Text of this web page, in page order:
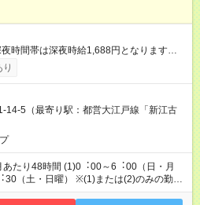
時間帯は深夜時給1,688円となります。
上限30,000円まで） 【試用期間】
14-5（最寄り駅：都営大江戸線「新江古
たり48時間 (1)0︓00～6︓00（⽇・⽉
（⼟・⽇曜） ※(1)または(2)のみの勤
いずれも歓迎！ ※週2日～OK！ 平均労